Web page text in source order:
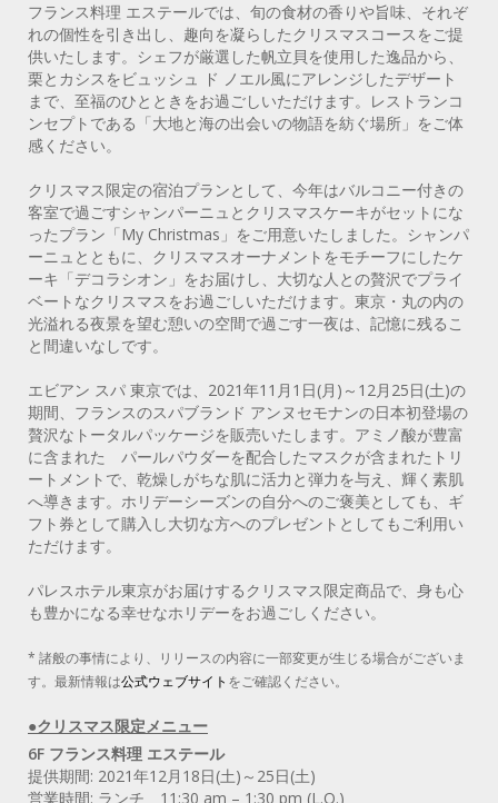
フランス料理 エステールでは、旬の食材の香りや旨味、それぞ
れの個性を引き出し、趣向を凝らしたクリスマスコースをご提
供いたします。シェフが厳選した帆立貝を使用した逸品から、
栗とカシスをビュッシュ ド ノエル風にアレンジしたデザート
まで、至福のひとときをお過ごしいただけます。レストランコ
ンセプトである「大地と海の出会いの物語を紡ぐ場所」をご体
感ください。
クリスマス限定の宿泊プランとして、今年はバルコニー付きの
客室で過ごすシャンパーニュとクリスマスケーキがセットにな
ったプラン「My Christmas」をご用意いたしました。シャンパ
ーニュとともに、クリスマスオーナメントをモチーフにしたケ
ーキ「デコラシオン」をお届けし、大切な人との贅沢でプライ
ベートなクリスマスをお過ごしいただけます。東京・丸の内の
光溢れる夜景を望む憩いの空間で過ごす一夜は、記憶に残るこ
と間違いなしです。
エビアン スパ 東京では、2021年11月1日(月)～12月25日(土)の
期間、フランスのスパブランド アンヌセモナンの日本初登場の
贅沢なトータルパッケージを販売いたします。アミノ酸が豊富
に含まれた パールパウダーを配合したマスクが含まれたトリ
ートメントで、乾燥しがちな肌に活力と弾力を与え、輝く素肌
へ導きます。ホリデーシーズンの自分へのご褒美としても、ギ
フト券として購入し大切な方へのプレゼントとしてもご利用い
ただけます。
パレスホテル東京がお届けするクリスマス限定商品で、身も心
も豊かになる幸せなホリデーをお過ごしください。
* 諸般の事情により、リリースの内容に一部変更が生じる場合がございま
す。最新情報は公式ウェブサイト をご確認ください。
●クリスマス限定メニュー
6F フランス料理 エステール
提供期間: 2021年12月18日(土)～25日(土)
営業時間: ランチ 11:30 am – 1:30 pm (L.O.)